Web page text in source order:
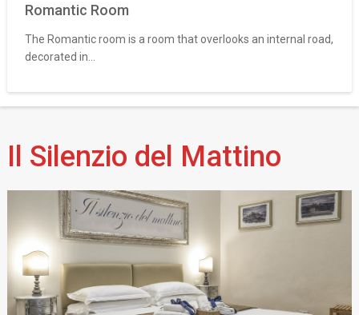
Romantic Room
The Romantic room is a room that overlooks an internal road,
decorated in...
Il Silenzio del Mattino